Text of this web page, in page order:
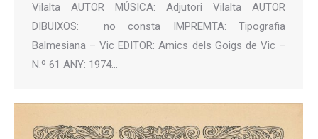
Vilalta AUTOR MÚSICA: Adjutori Vilalta AUTOR
DIBUIXOS: no consta IMPREMTA: Tipografia
Balmesiana – Vic EDITOR: Amics dels Goigs de Vic –
N.º 61 ANY: 1974…